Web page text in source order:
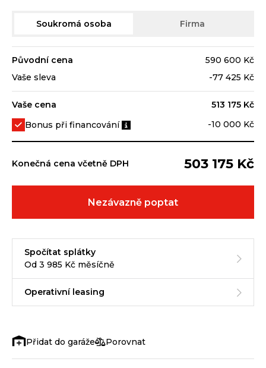
Soukromá osoba Firma
Původní cena
590 600 Kč
Vaše sleva
-77 425 Kč
Vaše cena
513 175 Kč
Bonus při financování
-10 000 Kč
Konečná cena včetně DPH 503 175 Kč
Nezávazně poptat
Spočítat splátky
Od 3 985 Kč měsíčně
Operativní leasing
Porovnat